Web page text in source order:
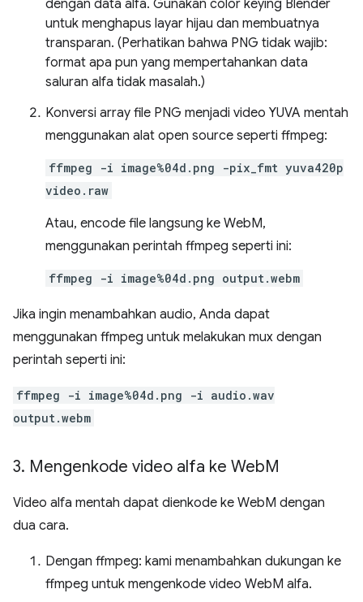
dengan data alfa. Gunakan color keying Blender
untuk menghapus layar hijau dan membuatnya
transparan. (Perhatikan bahwa PNG tidak wajib:
format apa pun yang mempertahankan data
saluran alfa tidak masalah.)
Konversi array file PNG menjadi video YUVA mentah
menggunakan alat open source seperti ffmpeg:
ffmpeg -i image%04d.png -pix_fmt yuva420p
video.raw
Atau, encode file langsung ke WebM,
menggunakan perintah ffmpeg seperti ini:
ffmpeg -i image%04d.png output.webm
Jika ingin menambahkan audio, Anda dapat
menggunakan ffmpeg untuk melakukan mux dengan
perintah seperti ini:
ffmpeg -i image%04d.png -i audio.wav
output.webm
3. Mengenkode video alfa ke WebM
Video alfa mentah dapat dienkode ke WebM dengan
dua cara.
Dengan ffmpeg: kami menambahkan dukungan ke
ffmpeg untuk mengenkode video WebM alfa.